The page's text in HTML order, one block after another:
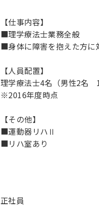
【仕事内容】
■理学療法士業務全般
■身体に障害を抱えた方に
【人員配置】
理学療法士4名（男性2名
※2016年度時点
【その他】
■運動器リハⅡ
■リハ室あり
正社員